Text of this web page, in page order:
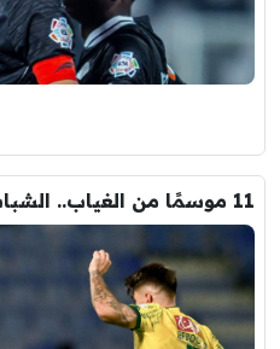
11 موسمًا من الغياب.. الشباب بلا ألقاب !